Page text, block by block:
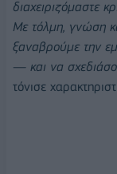
διαχειριζόμαστε
Με τόλμη, γνώση
ξαναβρούμε την
— και να
τόνισε